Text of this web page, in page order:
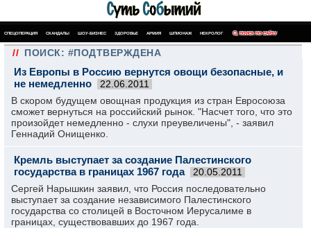
СПЕЦОПЕРАЦИЯ СКАНДАЛЫ ШОУ-БИЗНЕС ЗДОРОВЬЕ АРМИЯ ШПИОНАЖ НЕКРОЛОГ ПОИСК ПО САЙТУ
// ПОИСК: #ПОДТВЕРЖДЕНА
Из Европы в Россию вернутся овощи безопасные, и
не немедленно
22.06.2011
В скором будущем овощная продукция из стран Евросоюза
сможет вернуться на российский рынок. "Насчет того, что это
произойдет немедленно - слухи преувеличены", - заявил
Геннадий Онищенко.
Кремль выступает за создание Палестинского
государства в границах 1967 года
20.05.2011
Сергей Нарышкин заявил, что Россия последовательно
выступает за создание независимого Палестинского
государства со столицей в Восточном Иерусалиме в
границах, существовавших до 1967 года.